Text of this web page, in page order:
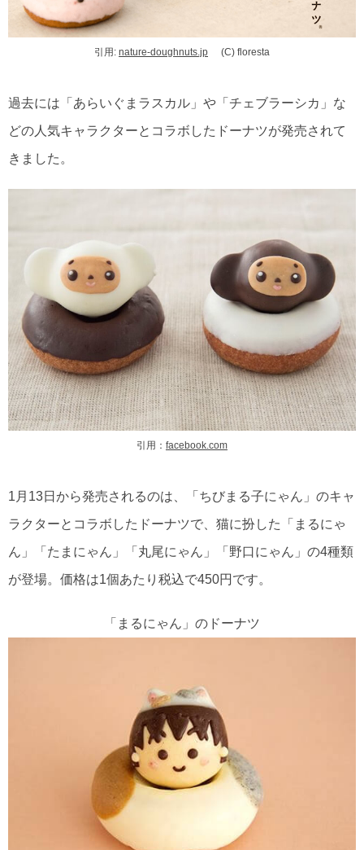
引用: nature-doughnuts.jp (C) floresta
過去には「あらいぐまラスカル」や「チェブラーシカ」な
どの人気キャラクターとコラボしたドーナツが発売されて
きました。
引用： facebook.com
1月13日から発売されるのは、「ちびまる子にゃん」のキャ
ラクターとコラボしたドーナツで、猫に扮した「まるにゃ
ん」「たまにゃん」「丸尾にゃん」「野口にゃん」の4種類
が登場。価格は1個あたり税込で450円です。
「まるにゃん」のドーナツ